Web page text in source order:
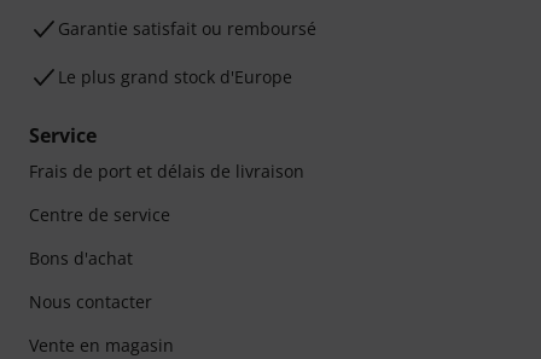
Garantie satisfait ou remboursé
Le plus grand stock d'Europe
Service
Frais de port et délais de livraison
Centre de service
Bons d'achat
Nous contacter
Vente en magasin